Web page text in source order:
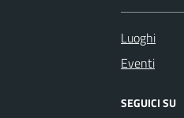
Luoghi
Eventi
SEGUICI SU